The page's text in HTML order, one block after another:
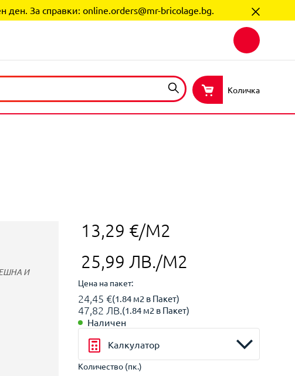
ден. За справки: online.orders@mr-bricolage.bg.
Количка
13,29 €/М2
25,99 ЛВ./М2
Цена на пакет:
24,45 €(1.84 м2 в Пакет)
47,82 ЛВ.(1.84 м2 в Пакет)
Наличен
Калкулатор
Количество (пк.)
И